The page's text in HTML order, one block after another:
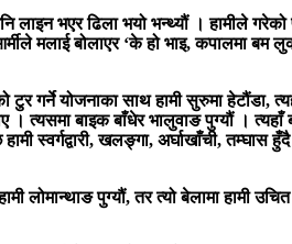
लाइन भएर ढिला भयो भन्थ्यौं । हामीले गरेको
मलाई बोलाएर ‘के हो भाइ, कपालमा बम
योजनाका साथ हामी सुरुमा हेटौंडा,
बाइक बाँधेर भालुवाङ पुग्यौं । त्यहाँ
स्वर्गद्वारी, खलङ्गा, अर्घाखाँची, तम्घास
लोमान्थाङ पुग्यौं, तर त्यो बेलामा हामी